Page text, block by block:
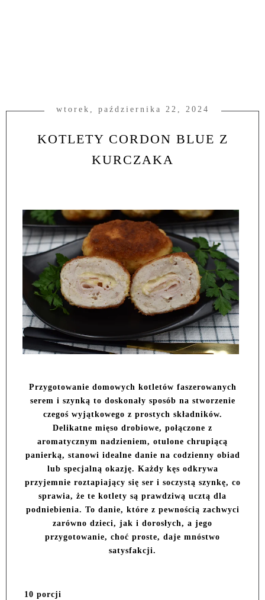
wtorek, października 22, 2024
KOTLETY CORDON BLUE Z
KURCZAKA
Przygotowanie domowych kotletów faszerowanych
serem i szynką to doskonały sposób na stworzenie
czegoś wyjątkowego z prostych składników.
Delikatne mięso drobiowe, połączone z
aromatycznym nadzieniem, otulone chrupiącą
panierką, stanowi idealne danie na codzienny obiad
lub specjalną okazję. Każdy kęs odkrywa
przyjemnie roztapiający się ser i soczystą szynkę, co
sprawia, że te kotlety są prawdziwą ucztą dla
podniebienia. To danie, które z pewnością zachwyci
zarówno dzieci, jak i dorosłych, a jego
przygotowanie, choć proste, daje mnóstwo
satysfakcji.
10 porcji